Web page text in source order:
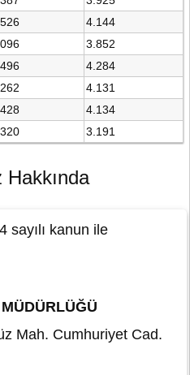
4.144
3.852
4.284
4.131
4.134
3.191
Hakkında
sayılı kanun ile
Mah. Cumhuriyet Cad.